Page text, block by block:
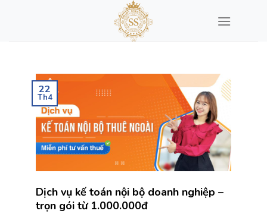
22
Th4
Dịch vụ kế toán nội bộ doanh nghiệp –
trọn gói từ 1.000.000đ